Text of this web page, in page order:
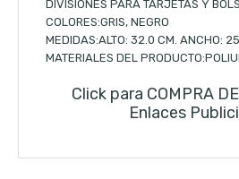
DIVISIONES PARA TARJETAS Y
COLORES:GRIS, NEGRO
MEDIDAS:ALTO: 32.0 CM. ANCHO:
MATERIALES DEL
Click para COMPRA
Enlaces